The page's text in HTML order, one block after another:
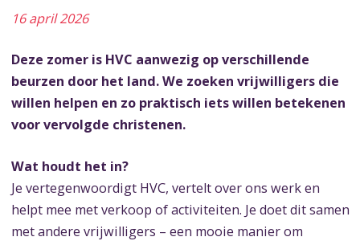
16 april 2026
Deze zomer is HVC aanwezig op verschillende
beurzen door het land. We zoeken vrijwilligers die
willen helpen en zo praktisch iets willen betekenen
voor vervolgde christenen.
Wat houdt het in?
Je vertegenwoordigt HVC, vertelt over ons werk en
helpt mee met verkoop of activiteiten. Je doet dit samen
met andere vrijwilligers – een mooie manier om